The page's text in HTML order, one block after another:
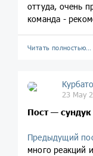
оттуда, очень
команда -
Читать полностью…
23 May
Пост — сундук
Предыдущий
много реакций